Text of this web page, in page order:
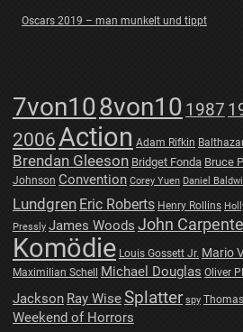
Oscars 2019 – man munkelt und tippt
7von108von10 1987
2006Action Adam Rifkin
Brendan Gleeson Bridget Fonda Bruce
Johnson Convention Corey Yuen Daniel
Lundgren Eric Roberts Henry Rollins
Pressly James Woods John
Komödie Louis Gossett Jr. Mario
Maximilian Schell Michael Douglas Oliver
Jackson Ray WiseSplatter spy
Weekend of Horrors